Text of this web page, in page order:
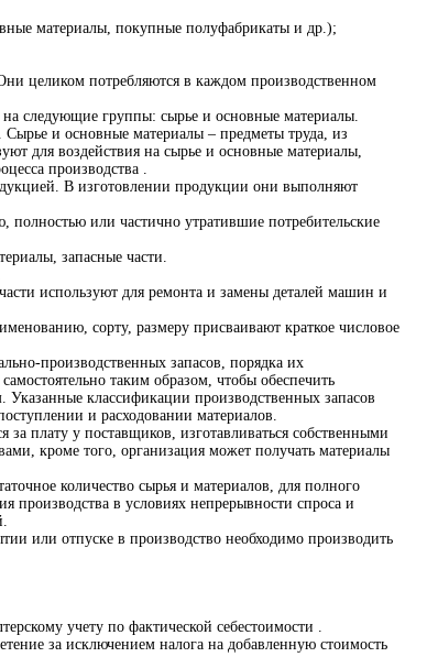
материалы, покупные полуфабрикаты и др.);
целиком потребляются в каждом производственном
следующие группы: сырье и основные материалы.
и основные материалы – предметы труда, из
для воздействия на сырье и основные материалы,
производства .
В изготовлении продукции они выполняют
полностью или частично утратившие потребительские
запасные части.
используют для ремонта и замены деталей машин и
сорту, размеру присваивают краткое числовое
производственных запасов, порядка их
таким образом, чтобы обеспечить
классификации производственных запасов
и расходовании материалов.
плату у поставщиков, изготавливаться собственными
кроме того, организация может получать материалы
количество сырья и материалов, для полного
производства в условиях непрерывности спроса и
или отпуске в производство необходимо производить
учету по фактической себестоимости .
за исключением налога на добавленную стоимость